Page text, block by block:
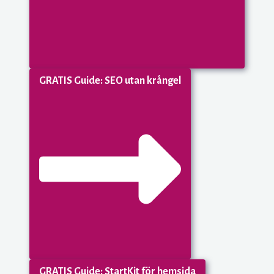
GRATIS Guide: SEO utan krångel
GRATIS Guide: StartKit för hemsida